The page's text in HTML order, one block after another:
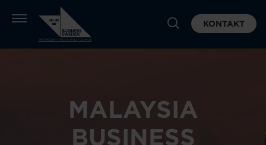
KONTAKT
MALAYSIA
BUSINESS